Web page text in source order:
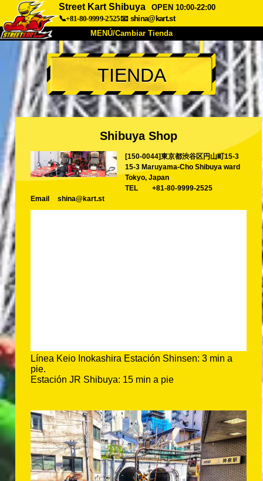
Street Kart Shibuya
OPEN 10:00-22:00
📞+81-80-9999-2525📧 shina@kart.st
MENÚ/Cambiar Tienda
INICIO
Acerca de Especificaciones Precios
Acceso Testimonios Preguntas Frecuentes
Empresa Reservas
Cambiar Tienda
Tokyo Shinagawa Tokyo Akihabara#1
Tokyo Akihabara#2
Tokyo Shibuya Annex
TIENDA
Shibuya Shop
[150-0044]東京都渋谷区円山町15-3
15-3 Maruyama-Cho Shibuya ward
Tokyo, Japan
TEL
+81-80-9999-2525
Email
shina@kart.st
Línea Keio Inokashira Estación Shinsen: 3 min a
pie.
Estación JR Shibuya: 15 min a pie